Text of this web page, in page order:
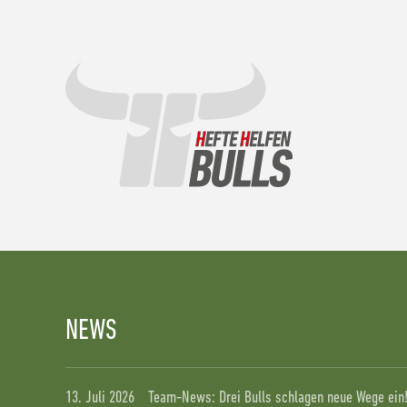
NEWS
13. Juli 2026
Team-News: Drei Bulls schlagen neue Wege ein!